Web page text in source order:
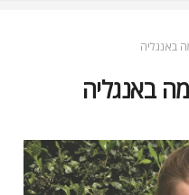
באנגליה
באנגליה